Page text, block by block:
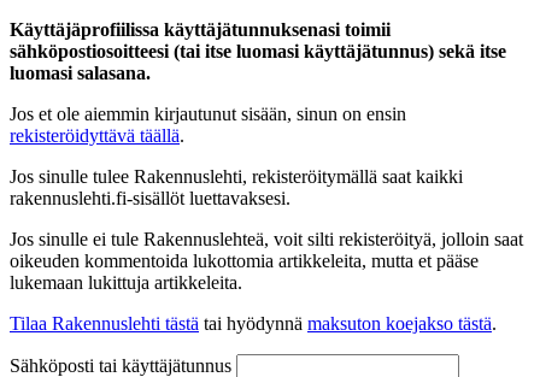
Käyttäjäprofiilissa käyttäjätunnuksenasi toimii
sähköpostiosoitteesi (tai itse luomasi käyttäjätunnus) sekä itse
luomasi salasana.
Jos et ole aiemmin kirjautunut sisään, sinun on ensin
rekisteröidyttävä täällä.
Jos sinulle tulee Rakennuslehti, rekisteröitymällä saat kaikki
rakennuslehti.fi-sisällöt luettavaksesi.
Jos sinulle ei tule Rakennuslehteä, voit silti rekisteröityä, jolloin saat
oikeuden kommentoida lukottomia artikkeleita, mutta et pääse
lukemaan lukittuja artikkeleita.
Tilaa Rakennuslehti tästä tai hyödynnä maksuton koejakso tästä.
Sähköposti tai käyttäjätunnus